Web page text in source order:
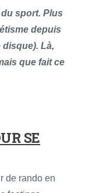
du sport. Plus
depuis
disque). Là,
que fait ce
SE
de rando en